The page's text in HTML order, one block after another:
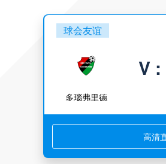
球会友谊
多瑙弗里德
V :
高清